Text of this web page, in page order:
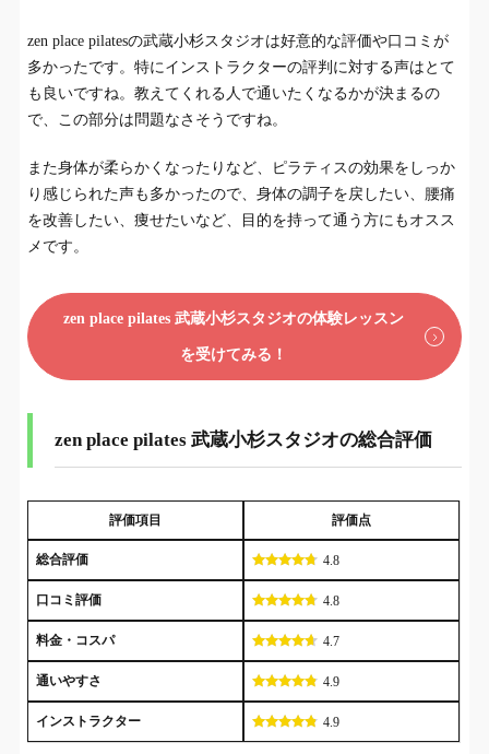
zen place pilatesの武蔵小杉スタジオは好意的な評価や口コミが
多かったです。特にインストラクターの評判に対する声はとて
も良いですね。教えてくれる人で通いたくなるかが決まるの
で、この部分は問題なさそうですね。
また身体が柔らかくなったりなど、ピラティスの効果をしっか
り感じられた声も多かったので、身体の調子を戻したい、腰痛
を改善したい、痩せたいなど、目的を持って通う方にもオスス
メです。
zen place pilates 武蔵小杉スタジオの体験レッスン
を受けてみる！
zen place pilates 武蔵小杉スタジオの総合評価
評価項目 評価点
総合評価 4.8
口コミ評価 4.8
料金・コスパ 4.7
通いやすさ 4.9
インストラクター 4.9